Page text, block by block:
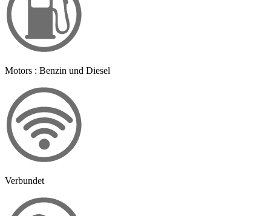
Motors : Benzin und Diesel
Verbundet